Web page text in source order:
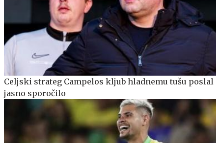
Celjski strateg Campelos kljub hladnemu tušu poslal
jasno sporočilo